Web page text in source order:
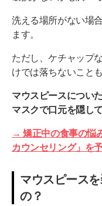
洗える場所がない場
ます。
ただし、ケチャップ
けでは落ちないこと
マウスピースについ
マスクで口元を隠し
→ 矯正中の食事の悩
カウンセリング」を
マウスピース
の？